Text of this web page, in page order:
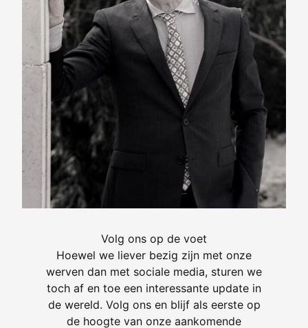
Volg ons op de voet
Hoewel we liever bezig zijn met onze
werven dan met sociale media, sturen we
toch af en toe een interessante update in
de wereld. Volg ons en blijf als eerste op
de hoogte van onze aankomende